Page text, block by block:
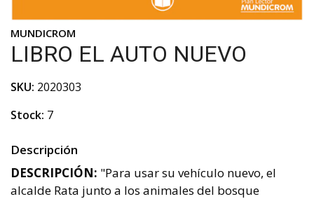
MUNDICROM
LIBRO EL AUTO NUEVO
SKU: 2020303
Stock: 7
Descripción
DESCRIPCIÓN: "Para usar su vehículo nuevo, el
alcalde Rata junto a los animales del bosque